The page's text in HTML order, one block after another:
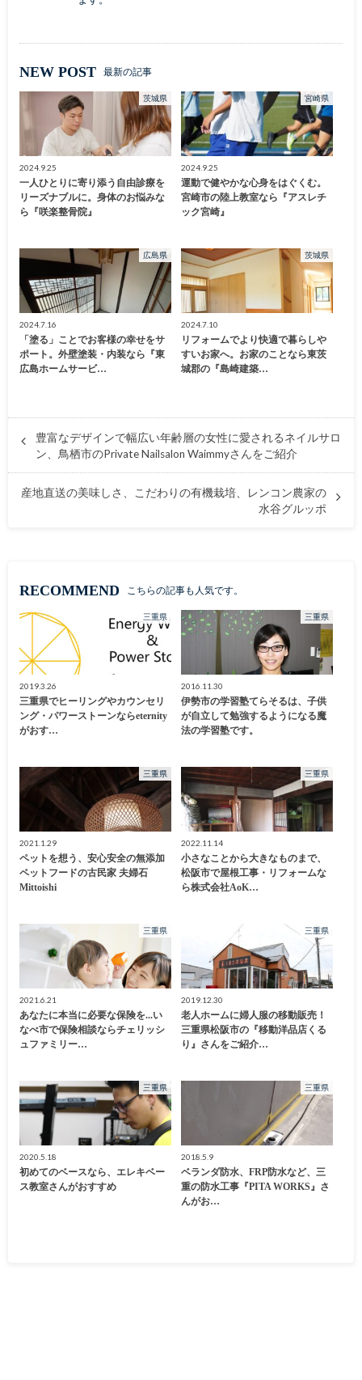
NEW POST 最新の記事
茨城県
2024.9.25
一人ひとりに寄り添う自由診療を
リーズナブルに。身体のお悩みな
ら『咲楽整骨院』
宮崎県
2024.9.25
運動で健やかな心身をはぐくむ。
宮崎市の陸上教室なら『アスレチ
ック宮崎』
広島県
2024.7.16
「塗る」ことでお客様の幸せをサ
ポート。外壁塗装・内装なら『東
広島ホームサービ…
茨城県
2024.7.10
リフォームでより快適で暮らしや
すいお家へ。お家のことなら東茨
城郡の『島崎建築…
豊富なデザインで幅広い年齢層の女性に愛されるネイルサロ
ン、鳥栖市のPrivate Nailsalon Waimmyさんをご紹介
産地直送の美味しさ、こだわりの有機栽培、レンコン農家の
水谷グルッポ
RECOMMEND こちらの記事も人気です。
三重県
2019.3.26
三重県でヒーリングやカウンセリ
ング・パワーストーンならeternity
がおす…
三重県
2016.11.30
伊勢市の学習塾てらそるは、子供
が自立して勉強するようになる魔
法の学習塾です。
三重県
2021.1.29
ペットを想う、安心安全の無添加
ペットフードの古民家 夫婦石
Mittoishi
三重県
2022.11.14
小さなことから大きなものまで、
松阪市で屋根工事・リフォームな
ら株式会社AoK…
三重県
2021.6.21
あなたに本当に必要な保険を...い
なべ市で保険相談ならチェリッシ
ュファミリー…
三重県
2019.12.30
老人ホームに婦人服の移動販売！
三重県松阪市の『移動洋品店くる
り』さんをご紹介…
三重県
2020.5.18
初めてのベースなら、エレキベー
ス教室さんがおすすめ
三重県
2018.5.9
ベランダ防水、FRP防水など、三
重の防水工事『PITA WORKS』さ
んがお…